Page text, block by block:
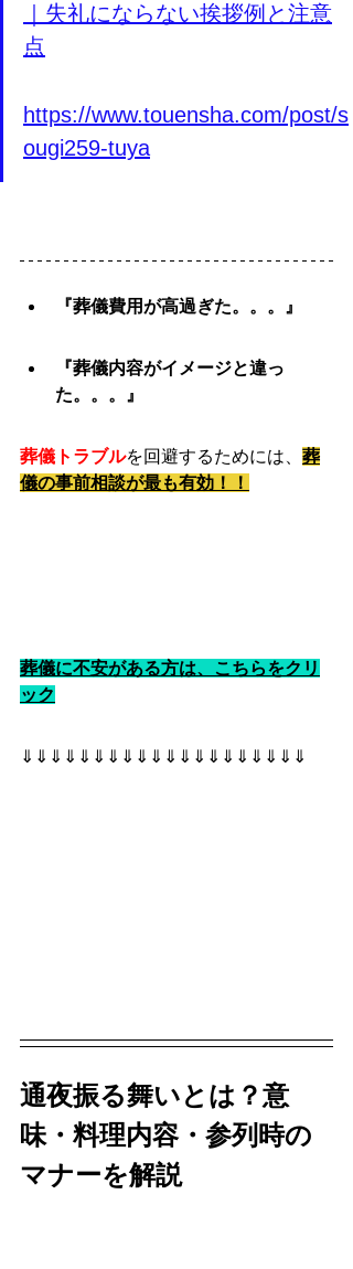
｜失礼にならない挨拶例と注意
点
https://www.touensha.com/post/s
ougi259-tuya
『葬儀費用が高過ぎた。。。』
『葬儀内容がイメージと違っ
た。。。』
葬儀トラブルを回避するためには、 葬
儀の事前相談が最も有効！！
葬儀に不安がある方は、こちらをクリ
ック
⇓⇓⇓⇓⇓⇓⇓⇓⇓⇓⇓⇓⇓⇓⇓⇓⇓⇓⇓⇓
通夜振る舞いとは？意
味・料理内容・参列時の
マナーを解説